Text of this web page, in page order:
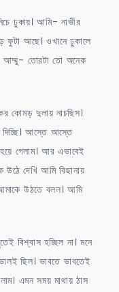
ঢুকায়। আমি- নাভীর
ফুটা আছে। ওখানে ঢুকালে
আম্মু- তোরটা তো অনেক
কোমড় দুলায় নাচছিস।
আস্তে আস্তে
গেলাম। আর এভাবেই
দেখি আমি বিছানায়
উঠতে বলল। আমি
বিশ্বাস হচ্ছিল না। মনে
ছিল। ভাবতে ভাবতেই
এমন সময় মাথায় ঠাস